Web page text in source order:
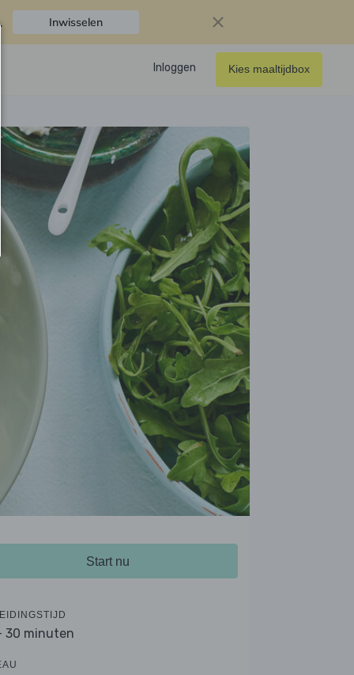
. Inwisselen
Inloggen Kies maaltijdbox
Start nu
30 minuten